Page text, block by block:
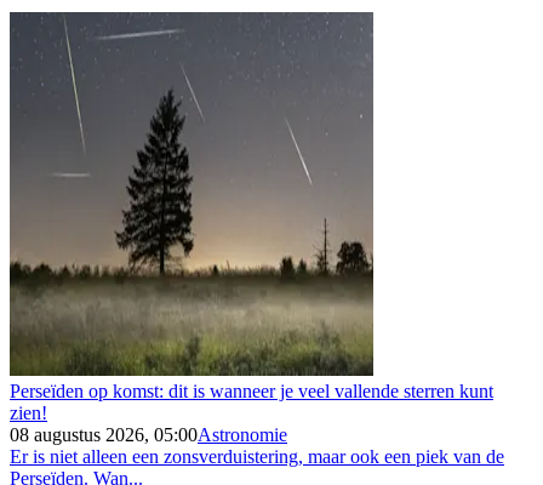
Perseïden op komst: dit is wanneer je veel vallende sterren kunt
zien!
08 augustus 2026, 05:00Astronomie
Er is niet alleen een zonsverduistering, maar ook een piek van de
Perseïden. Wan...